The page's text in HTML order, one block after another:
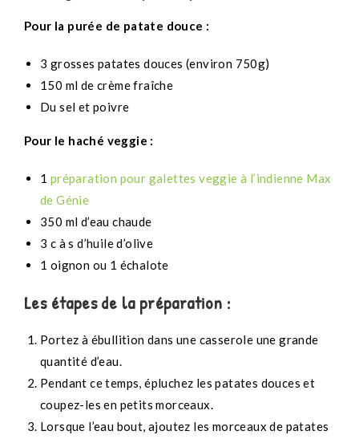
Pour la purée de patate douce :
3 grosses patates douces (environ 750g)
150 ml de crème fraîche
Du sel et poivre
Pour le haché veggie :
1 préparation pour galettes veggie à l’indienne Max
de Génie
350 ml d’eau chaude
3 c à s d’huile d’olive
1 oignon ou 1 échalote
Les étapes de la préparation :
Portez à ébullition dans une casserole une grande
quantité d’eau.
Pendant ce temps, épluchez les patates douces et
coupez-les en petits morceaux.
Lorsque l’eau bout, ajoutez les morceaux de patates